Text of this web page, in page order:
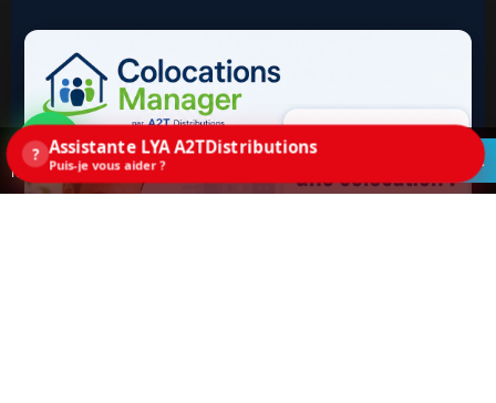
? Assistante LYA A2TDistributions
Puis-je vous aider ?
Ce site utilise des cookies. En continuant la
navigation sur ce site, vous acceptez les cookies.
ACCEPTEZ